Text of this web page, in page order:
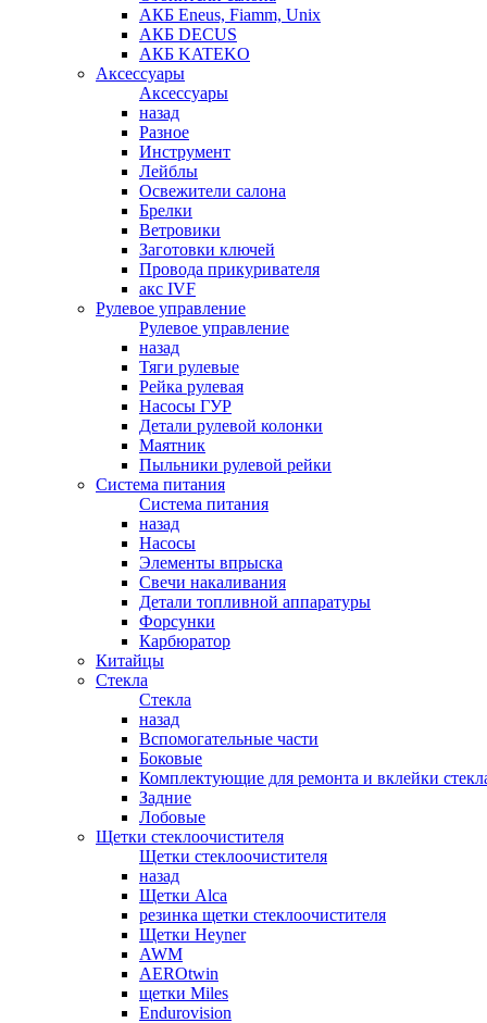
АКБ Eneus, Fiamm, Unix
АКБ DECUS
АКБ KATEKO
Аксессуары
Аксессуары
назад
Разное
Инструмент
Лейблы
Освежители салона
Брелки
Ветровики
Заготовки ключей
Провода прикуривателя
акс IVF
Рулевое управление
Рулевое управление
назад
Тяги рулевые
Рейка рулевая
Насосы ГУР
Детали рулевой колонки
Маятник
Пыльники рулевой рейки
Система питания
Система питания
назад
Насосы
Элементы впрыска
Свечи накаливания
Детали топливной аппаратуры
Форсунки
Карбюратор
Китайцы
Стекла
Стекла
назад
Вспомогательные части
Боковые
Комплектующие для ремонта и вклейки
Задние
Лобовые
Щетки стеклоочистителя
Щетки стеклоочистителя
назад
Щетки Alca
резинка щетки стеклоочистителя
Щетки Heyner
AWM
AEROtwin
щетки Miles
Endurovision